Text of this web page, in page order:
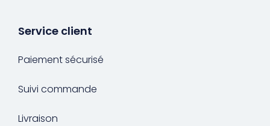
Service client
Paiement sécurisé
Suivi commande
Livraison